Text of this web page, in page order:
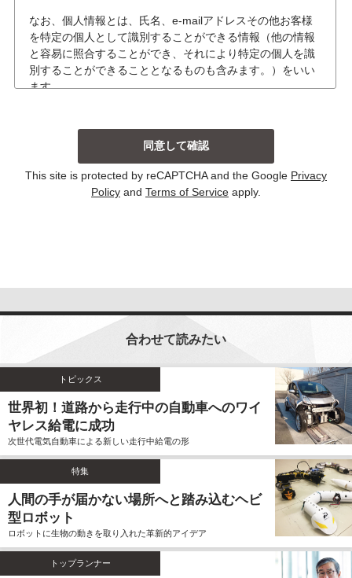
なお、個人情報とは、氏名、e-mailアドレスその他お客様
を特定の個人として識別することができる情報（他の情報
と容易に照合することができ、それにより特定の個人を識
別することができることとなるものも含みます。）をいい
ます。
当社は、主に以下の場合にお客様から個人情報を収集
しております。収集した個人情報の利用目的について
は以下の通りです。その他、個別の利用目的がある場
合には、その都度明示しております。
るために、個人情報を利用する場合がございます。こ
の資料自体は、統計的な資料であり、個人を識別する
ことができる個人情報は含まれません。
てお客様から個人情報を収集することはいたしませ
ん。また、不正な手段により個人情報を収集すること
もいたしません。
お客様よりご提供いただきました個人情報は、法令の
定めのある場合を除いて、お客様の事前のご同意をい
ただくことなく、予め明示した利用目的以外に使用し
ません。
個人情報の利用、管理について
当社では、お客様よりご提供いただきました個人情報
を厳重に保管、管理し、個人情報の漏洩、滅失、毀損
を防止するため、必要かつ適切な安全管理措置を講じ
ます。
This site is protected by reCAPTCHA and the Google Privacy
Policy and Terms of Service apply.
合わせて読みたい
トピックス
世界初！道路から走行中の自動車へのワイ
ヤレス給電に成功
次世代電気自動車による新しい走行中給電の形
特集
人間の手が届かない場所へと踏み込むヘビ
型ロボット
ロボットに生物の動きを取り入れた革新的アイデア
トップランナー